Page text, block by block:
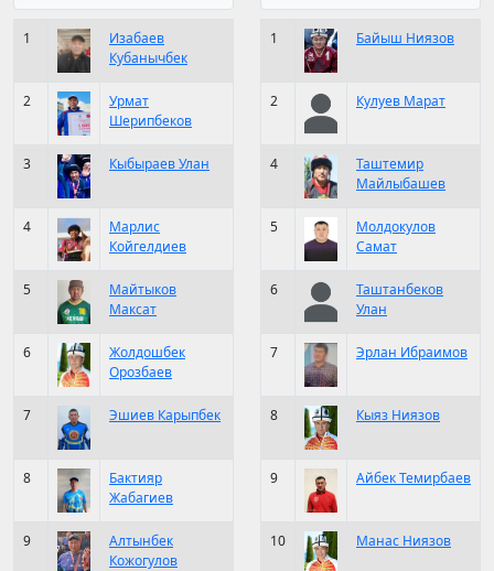
1
Изабаев
Кубанычбек
2
Урмат
Шерипбеков
3 Кыбыраев Улан
4
Марлис
Койгелдиев
5
Майтыков
Максат
6
Жолдошбек
Орозбаев
7 Эшиев Карыпбек
8
Бактияр
Жабагиев
9
Алтынбек
Кожогулов
1 Байыш Ниязов
2 Кулуев Марат
4
Таштемир
Майлыбашев
5
Молдокулов
Самат
6
Таштанбеков
Улан
7 Эрлан Ибраимов
8 Кыяз Ниязов
9 Айбек Темирбаев
10 Манас Ниязов